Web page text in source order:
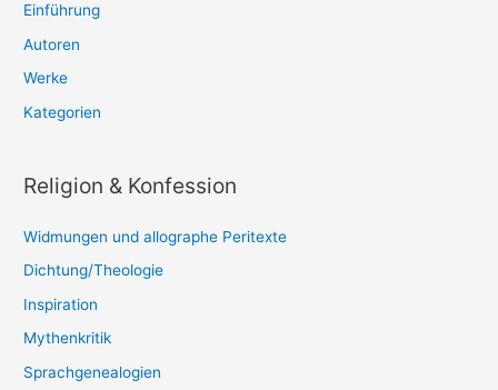
Einführung
Autoren
Werke
Kategorien
Religion & Konfession
Widmungen und allographe Peritexte
Dichtung/Theologie
Inspiration
Mythenkritik
Sprachgenealogien